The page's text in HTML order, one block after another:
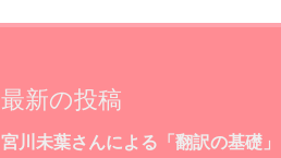
最新の投稿
宮川未葉さんによる「翻訳の基礎」